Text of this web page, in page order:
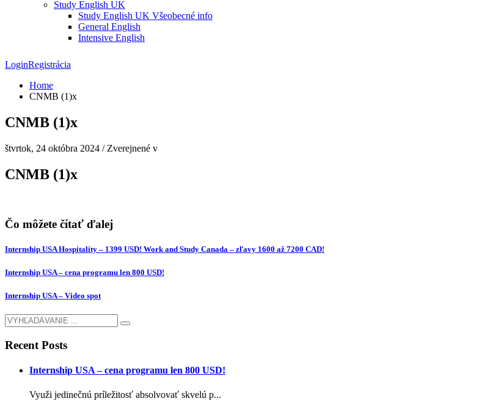
Study English UK
Study English UK Všeobecné info
General English
Intensive English
LoginRegistrácia
Home
CNMB (1)x
CNMB (1)x
štvrtok, 24 októbra 2024 / Zverejnené v
CNMB (1)x
Čo môžete čítať ďalej
Internship USA Hospitality – 1399 USD! Work and Study Canada – zľavy 1600 až 7200 CAD!
Internship USA – cena programu len 800 USD!
Internship USA – Video spot
Recent Posts
Internship USA – cena programu len 800 USD!
Využi jedinečnú príležitosť absolvovať skvelú p...